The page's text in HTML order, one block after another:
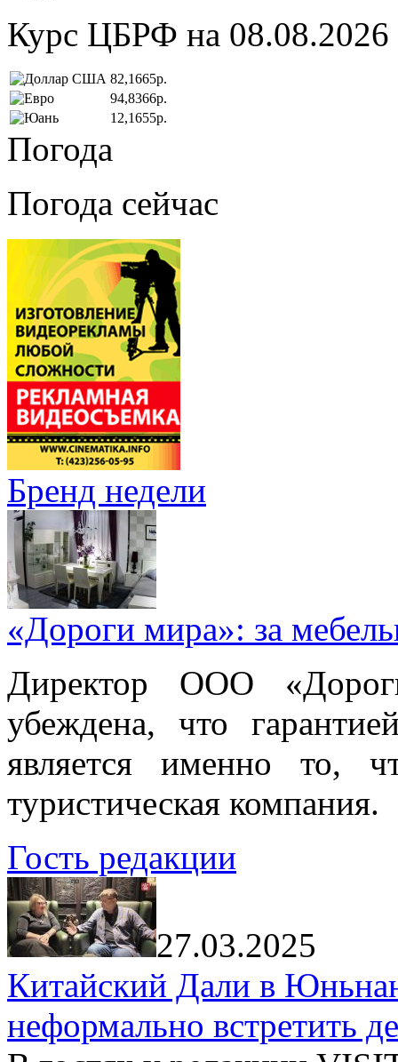
Курс ЦБРФ на 08.08.2026
82,1665р.
94,8366р.
12,1655р.
Погода
Погода сейчас
Бренд недели
«Дороги мира»: за
Директор ООО
убеждена, что
является именно то,
туристическая компания.
Гость редакции
27.03.2025
Китайский Дали в
неформально встретить